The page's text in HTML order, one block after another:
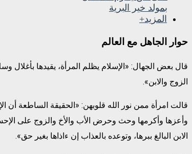
بمولد خير البرية
المزيد+
حوار الجاهل مع العالم
قال بعض الجهال: «الإسلام يظلم المرأة، يقيدها بأغلال
الزوج والابن».
قالت امرأة ممن نور الله قلوبهن: «الحقيقة الساطعة أن
وأعزها وأكرمها وحث وحرض الأب والأخ والزوج على
الابن البالغ ببرها، وتوعده بالعذاب إن ءاذاها بغير حق».